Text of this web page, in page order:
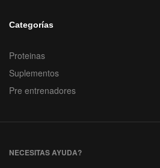
Categorías
Proteinas
Suplementos
Pre entrenadores
NECESITAS AYUDA?